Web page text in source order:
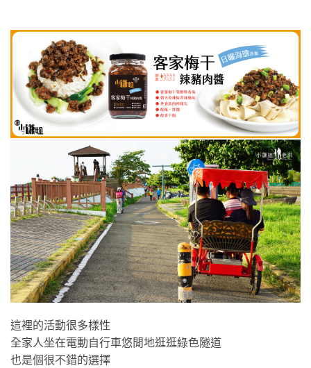
這裡的活動很多樣性
全家人坐在電動自行車悠閒地逛逛綠色隧道
也是個很不錯的選擇